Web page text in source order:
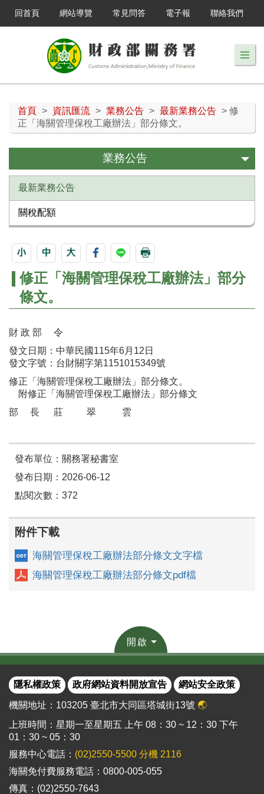
回首頁 網站導覽 常見問答 電子報 聯絡我們
首頁 > 資訊匯流 > 業務公告 > 最新業務公告 > 修
正「海關管理保稅工廠辦法」部分條文。
業務公告
最新業務公告
關稅配額
修正「海關管理保稅工廠辦法」部分
條文。
財 政 部 令
發文日期：中華民國115年6月12日
發文字號：台財關字第1151015349號
修正「海關管理保稅工廠辦法」部分條文。
附修正「海關管理保稅工廠辦法」部分條文
部 長 莊 翠 雲
發布單位：關務署秘書室
發布日期：2026-06-12
點閱次數：372
附件下載
海關管理保稅工廠辦法部分條文文字檔
海關管理保稅工廠辦法部分條文pdf檔
開啟
隱私權政策 政府網站資料開放宣告 網站安全政策
機關地址：103205 臺北市大同區塔城街13號 🌏
上班時間：星期一至星期五 上午 08：30 ~ 12：30 下午
01：30 ~ 05：30
服務中心電話： (02)2550-5500 分機 2116
海關免付費服務電話：0800-005-055
傳真：(02)2550-7643